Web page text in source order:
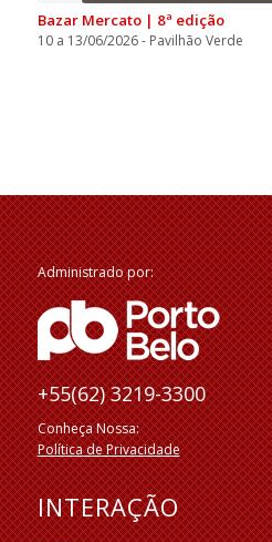
Bazar Mercato | 8ª edição
10 a 13/06/2026 - Pavilhão Verde
Administrado por:
+55(62) 3219-3300
Conheça Nossa:
Política de Privacidade
INTERAÇÃO